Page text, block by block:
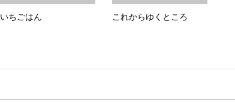
いちごはん これからゆくところ